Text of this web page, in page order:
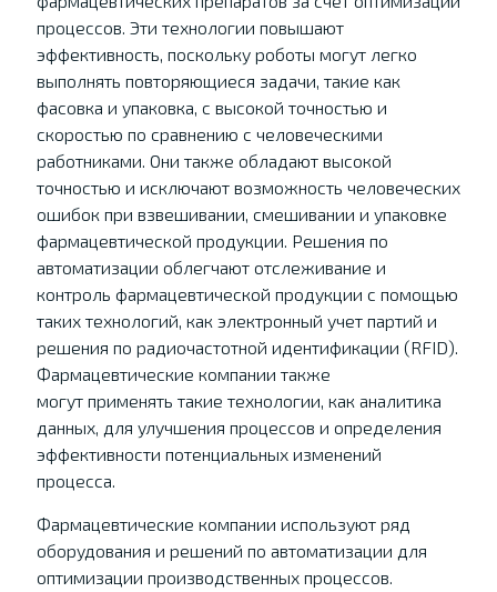
процессов. Эти технологии повышают
эффективность, поскольку роботы могут легко
выполнять повторяющиеся задачи, такие как
фасовка и упаковка, с высокой точностью и
скоростью по сравнению с человеческими
работниками. Они также обладают высокой
точностью и исключают возможность человеческих
ошибок при взвешивании, смешивании и упаковке
фармацевтической продукции. Решения по
автоматизации облегчают отслеживание и
контроль фармацевтической продукции с помощью
таких технологий, как электронный учет партий и
решения по радиочастотной идентификации (RFID).
Фармацевтические компании также
могут применять такие технологии, как аналитика
данных, для улучшения процессов и определения
эффективности потенциальных изменений
процесса.
Фармацевтические компании используют ряд
оборудования и решений по автоматизации для
оптимизации производственных процессов.